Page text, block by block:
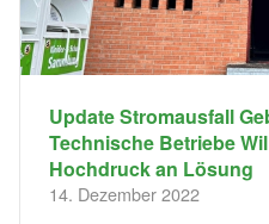
Update Stromausfall
Technische Betriebe
Hochdruck an Lösung
14. Dezember 2022